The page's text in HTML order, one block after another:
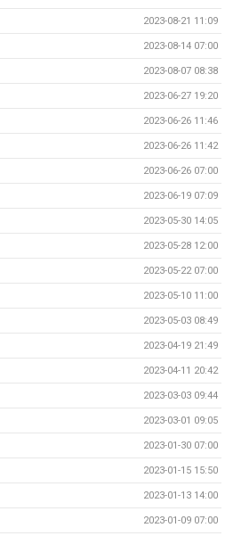
2023-08-21 11:09
2023-08-14 07:00
2023-08-07 08:38
2023-06-27 19:20
2023-06-26 11:46
2023-06-26 11:42
2023-06-26 07:00
2023-06-19 07:09
2023-05-30 14:05
2023-05-28 12:00
2023-05-22 07:00
2023-05-10 11:00
2023-05-03 08:49
2023-04-19 21:49
2023-04-11 20:42
2023-03-03 09:44
2023-03-01 09:05
2023-01-30 07:00
2023-01-15 15:50
2023-01-13 14:00
2023-01-09 07:00